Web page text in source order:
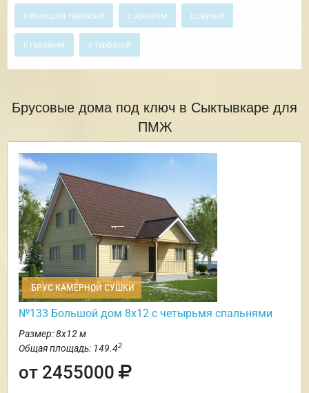
с большой террасой с эркером с сауной
с гаражом с террасой
Брусовые дома под ключ в Сыктывкаре для
ПМЖ
БРУС КАМЕРНОЙ СУШКИ
№133 Большой дом 8х12 с четырьмя спальнями
Размер: 8х12 м
Общая площадь: 149.42
от 2455000